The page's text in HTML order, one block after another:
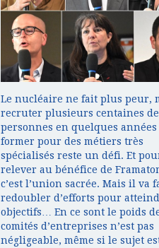
Le nucléaire ne fait plus peur,
recruter plusieurs centaines de
personnes en quelques années
former pour des métiers très
spécialisés reste un défi. Et
relever au bénéfice de
c’est l’union sacrée. Mais il va
redoubler d’efforts pour
objectifs… En ce sont le poids
comités d’entreprises n’est pas
négligeable, même si le sujet